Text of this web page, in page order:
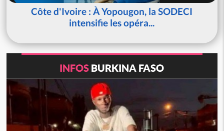
Côte d'Ivoire : À Yopougon, la SODECI
intensifie les opéra...
INFOS BURKINA FASO